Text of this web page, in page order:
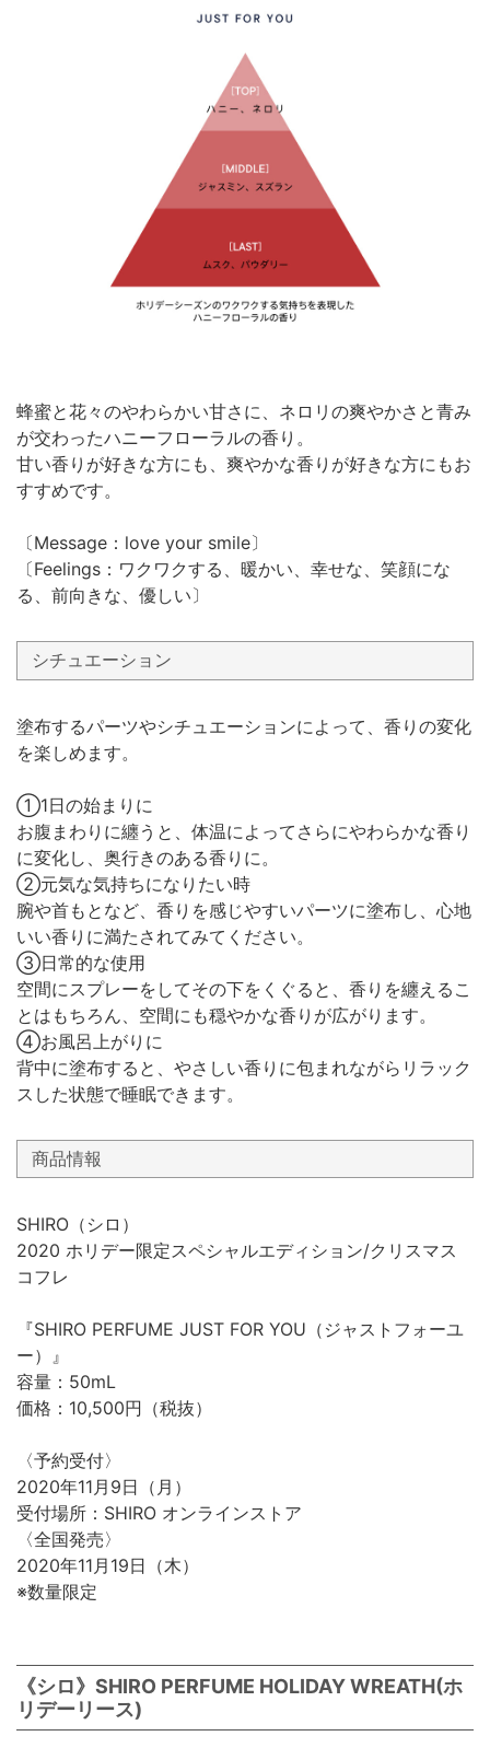
蜂蜜と花々のやわらかい甘さに、ネロリの爽やかさと青み
が交わったハニーフローラルの香り。
甘い香りが好きな方にも、爽やかな香りが好きな方にもお
すすめです。
〔Message：love your smile〕
〔Feelings：ワクワクする、暖かい、幸せな、笑顔にな
る、前向きな、優しい〕
シチュエーション
塗布するパーツやシチュエーションによって、香りの変化
を楽しめます。
①1日の始まりに
お腹まわりに纏うと、体温によってさらにやわらかな香り
に変化し、奥行きのある香りに。
②元気な気持ちになりたい時
腕や首もとなど、香りを感じやすいパーツに塗布し、心地
いい香りに満たされてみてください。
③日常的な使用
空間にスプレーをしてその下をくぐると、香りを纏えるこ
とはもちろん、空間にも穏やかな香りが広がります。
④お風呂上がりに
背中に塗布すると、やさしい香りに包まれながらリラック
スした状態で睡眠できます。
商品情報
SHIRO（シロ）
2020 ホリデー限定スペシャルエディション/クリスマス
コフレ
『SHIRO PERFUME JUST FOR YOU（ジャストフォーユ
ー）』
容量：50mL
価格：10,500円（税抜）
〈予約受付〉
2020年11月9日（月）
受付場所：SHIRO オンラインストア
〈全国発売〉
2020年11月19日（木）
※数量限定
《シロ》SHIRO PERFUME HOLIDAY WREATH(ホ
リデーリース)